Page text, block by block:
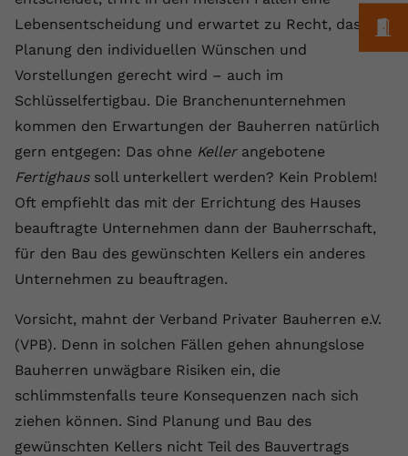
Lebensentscheidung und erwartet zu Recht, dass die
Planung den individuellen Wünschen und
Vorstellungen gerecht wird – auch im
Schlüsselfertigbau. Die Branchenunternehmen
kommen den Erwartungen der Bauherren natürlich
gern entgegen: Das ohne Kellerangebotene
Fertighaussoll unterkellert werden? Kein Problem!
Oft empfiehlt das mit der Errichtung des Hauses
beauftragte Unternehmen dann der Bauherrschaft,
für den Bau des gewünschten Kellers ein anderes
Unternehmen zu beauftragen.
Vorsicht, mahnt der Verband Privater Bauherren e.V.
(VPB). Denn in solchen Fällen gehen ahnungslose
Bauherren unwägbare Risiken ein, die
schlimmstenfalls teure Konsequenzen nach sich
ziehen können. Sind Planung und Bau des
gewünschten Kellers nicht Teil des Bauvertrags
Laufzeit 1 Jahr
Zweck
Dieser Wert speichert Ihre Consent-
zufällig generierte ID, für die
historische Speicherung Ihrer
vorgenommen Einstellungen, falls der
Webseiten-Betreiber dies eingestellt
Name fe_typo_user
Anbieter VPB.de
Dieses Cookie wird verwendet, um die
Benutzereinstellungen zu ermöglichen.
wiederzuerkennen und statistische
Informationen zur Nutzung der
Website zu erfassen.
Name _gcl au
Anbieter Google Ads
Laufzeit 90 Tage
Zweck
Wird von Google Ads für das
Conversion-Tracking verwendet, um
Werbeklicks der Nutzung auf unserer
Website zuzuordnen.
Cookie-Informationen anzeigen
Externe Inhalte
Wir verwenden auf unserer Website externe Inhalte,
um Ihnen zusätzliche Informationen anzubieten.
Name vuid
Anbieter vimeo.com
Laufzeit
Vimeo installiert dieses Cookie, um
Tracking-Informationen zu sammeln,
Einbetten von Videos auf der Website
Name CONSENT
Anbieter youtube.com
Cookie-Informationen anzeigen